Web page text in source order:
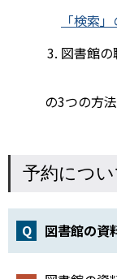
「検索
図書館
の3つの方
予約につい
図書館の資